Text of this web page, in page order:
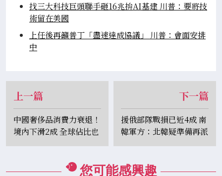
找三大科技巨頭聯手砸16兆拚AI基建 川普：要將技
術留在美國
上任後再籲普丁「盡速達成協議」 川普：會面安排
中
上一篇
中國奢侈品消費力衰退！
境內下滑2成 全球佔比也
降7%
下一篇
援俄部隊戰損已近4成 南
韓軍方：北韓疑準備再派
兵助俄攻烏
您可能感興趣